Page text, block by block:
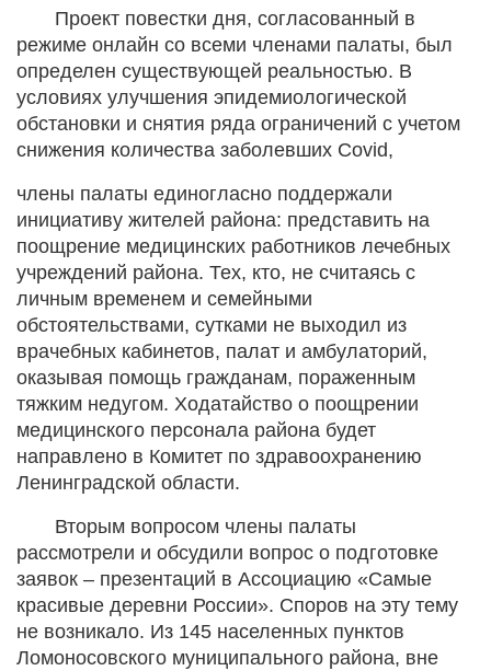
Проект повестки дня, согласованный в
режиме онлайн со всеми членами палаты, был
определен существующей реальностью. В
условиях улучшения эпидемиологической
обстановки и снятия ряда ограничений с учетом
снижения количества заболевших Covid,
члены палаты единогласно поддержали
инициативу жителей района: представить на
поощрение медицинских работников лечебных
учреждений района. Тех, кто, не считаясь с
личным временем и семейными
обстоятельствами, сутками не выходил из
врачебных кабинетов, палат и амбулаторий,
оказывая помощь гражданам, пораженным
тяжким недугом. Ходатайство о поощрении
медицинского персонала района будет
направлено в Комитет по здравоохранению
Ленинградской области.
Вторым вопросом члены палаты
рассмотрели и обсудили вопрос о подготовке
заявок – презентаций в Ассоциацию «Самые
красивые деревни России». Споров на эту тему
не возникало. Из 145 населенных пунктов
Ломоносовского муниципального района, вне